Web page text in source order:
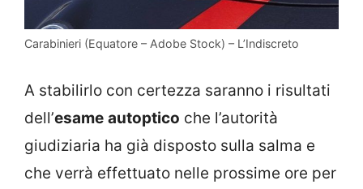
Carabinieri (Equatore – Adobe Stock) – L’Indiscreto
A stabilirlo con certezza saranno i risultati
dell’esame autoptico che l’autorità
giudiziaria ha già disposto sulla salma e
che verrà effettuato nelle prossime ore per